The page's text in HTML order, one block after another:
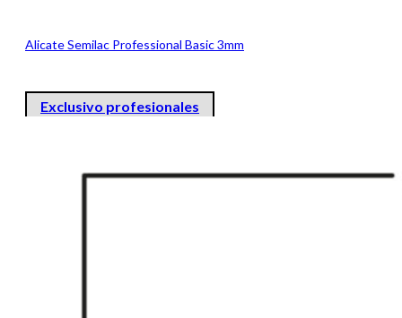
Alicate Semilac Professional Basic 3mm
Exclusivo profesionales